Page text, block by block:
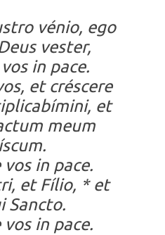
vénio, ego
vester,
in pace.
et créscere
et
meum
in pace.
et Fílio, * et
Sancto.
in pace.